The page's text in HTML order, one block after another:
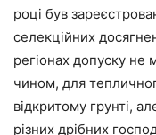
році був
селекційних
регіонах допуску
чином, для
відкритому грунті,
різних дрібних